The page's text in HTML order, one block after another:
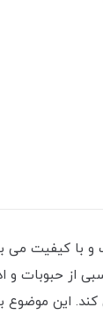
با کیفیت می
از
این